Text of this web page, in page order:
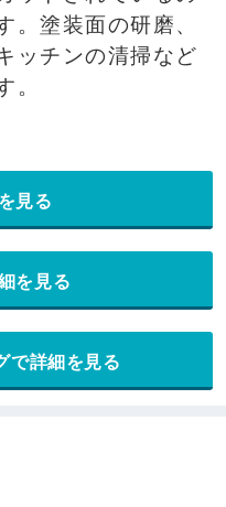
塗装面の研磨、
ッチンの清掃など
見る
を見る
で詳細を見る